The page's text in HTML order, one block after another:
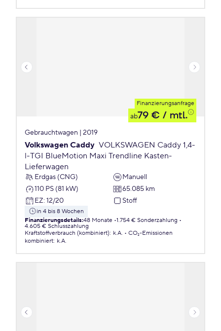
Finanzierungsanfrage
ab79 € / mtl.
Gebrauchtwagen | 2019
Volkswagen Caddy VOLKSWAGEN Caddy 1,4-
l-TGI BlueMotion Maxi Trendline Kasten-
Lieferwagen
Erdgas (CNG)
Manuell
110 PS (81 kW)
65.085 km
EZ: 12/20 Stoff
in 4 bis 8 Wochen
Finanzierungsdetails:48 Monate 1.754 € Sonderzahlung
4.605 € Schlusszahlung
Kraftstoffverbrauch (kombiniert): k.A.
CO₂-Emissionen
kombiniert: k.A.